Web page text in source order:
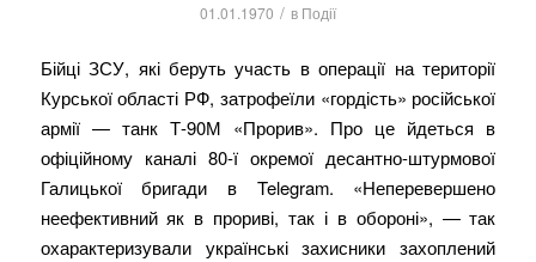
01.01.1970 / в Події
Бійці ЗСУ, які беруть участь в операції на території
Курської області РФ, затрофеїли «гордість» російської
армії — танк Т-90М «Прорив». Про це йдеться в
офіційному каналі 80-ї окремої десантно-штурмової
Галицької бригади в Telegram. «Неперевершено
неефективний як в прориві, так і в обороні», — так
охарактеризували українські захисники захоплений